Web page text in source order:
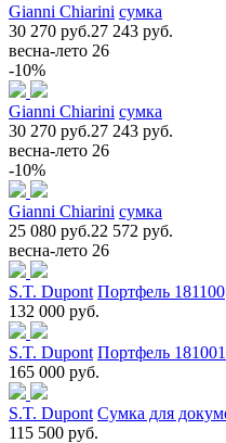
Gianni Chiarini сумка
30 270 руб.27 243 руб.
весна-лето 26
-10%
Gianni Chiarini сумка
30 270 руб.27 243 руб.
весна-лето 26
-10%
Gianni Chiarini сумка
25 080 руб.22 572 руб.
весна-лето 26
S.T. Dupont Портфель 181100
132 000 руб.
S.T. Dupont Портфель 181001
165 000 руб.
S.T. Dupont Сумка для
115 500 руб.